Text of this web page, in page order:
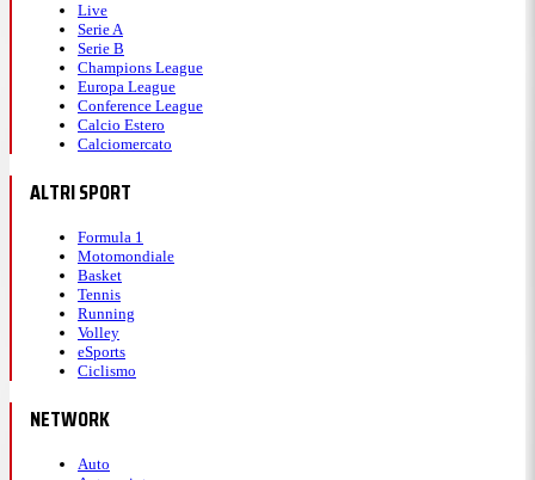
Live
Serie A
Serie B
Champions League
Europa League
Conference League
Calcio Estero
Calciomercato
ALTRI SPORT
Formula 1
Motomondiale
Basket
Tennis
Running
Volley
eSports
Ciclismo
NETWORK
Auto